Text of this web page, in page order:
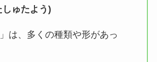
をわかりやすく解説
ゅたよう)
」は、多くの種類や形があっ